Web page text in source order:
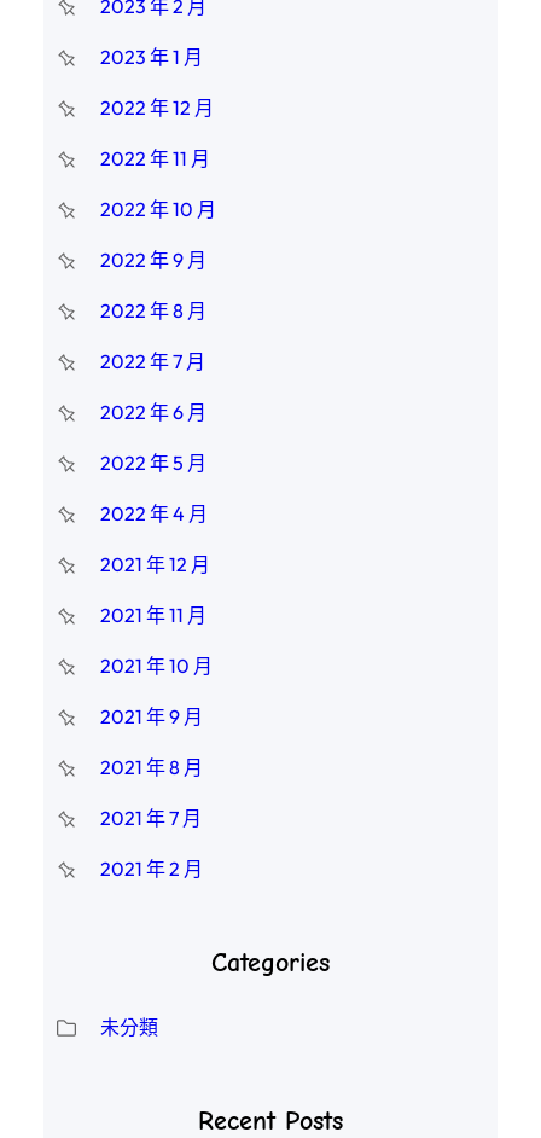
2023 年 2 月
2023 年 1 月
2022 年 12 月
2022 年 11 月
2022 年 10 月
2022 年 9 月
2022 年 8 月
2022 年 7 月
2022 年 6 月
2022 年 5 月
2022 年 4 月
2021 年 12 月
2021 年 11 月
2021 年 10 月
2021 年 9 月
2021 年 8 月
2021 年 7 月
2021 年 2 月
Categories
未分類
Recent Posts